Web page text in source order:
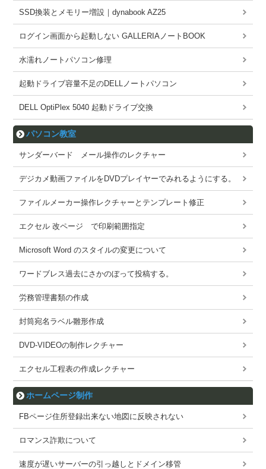
SSD換装とメモリー増設｜dynabook AZ25
ログイン画面から起動しない GALLERIAノートBOOK
水濡れノートパソコン修理
起動ドライブ容量不足のDELLノートパソコン
DELL OptiPlex 5040 起動ドライブ交換
パソコン教室
サンダーバード メール操作のレクチャー
デジカメ動画ファイルをDVDプレイヤーでみれるようにする。
ファイルメーカー操作レクチャーとテンプレート修正
エクセル 改ページ で印刷範囲指定
Microsoft Word のスタイルの変更について
ワードブレス過去にさかのぼって投稿する。
労務管理書類の作成
封筒宛名ラベル雛形作成
DVD-VIDEOの制作レクチャー
エクセル工程表の作成レクチャー
ホームページ制作
FBページ住所登録出来ない地図に反映されない
ロマンス詐欺について
速度が遅いサーバーの引っ越しとドメイン移管